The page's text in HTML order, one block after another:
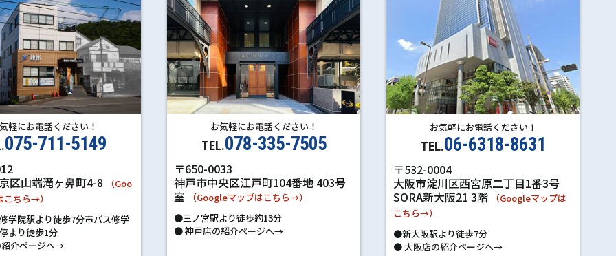
軽にお電話ください！
075-711-5149
区山端滝ヶ鼻町4-8
（Goo
ちら→）
学院駅より徒歩7分市バス修学
より徒歩1分
介ページへ→
お気軽にお電話ください！
TEL.078-335-7505
〒650-0033
神戸市中央区江戸町104番地 403号
室
（Googleマップはこちら→）
●三ノ宮駅より徒歩約13分
●神戸店の紹介ページへ→
お気軽にお電話ください！
TEL.06-6318-8631
〒532-0004
大阪市淀川区西宮原二丁目1番3号
SORA新大阪21 3階
（Googleマップは
こちら→）
●新大阪駅より徒歩7分
●大阪店の紹介ページへ→